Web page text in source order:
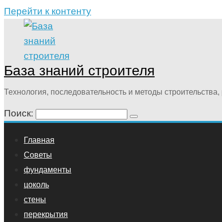
Перейти к контенту
База знаний строителя
Технология, последовательность и методы
Поиск:
Главная
Советы
фундаменты
цоколь
стены
перекрытия